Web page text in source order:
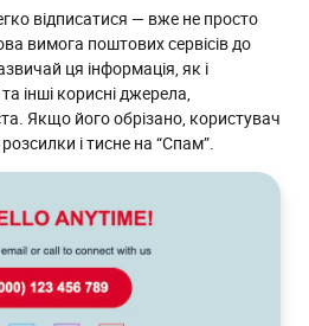
відписатися — вже не просто
вимога поштових сервісів до
ця інформація, як і
інші корисні джерела,
Якщо його обрізано, користувач
і тисне на “Спам”.